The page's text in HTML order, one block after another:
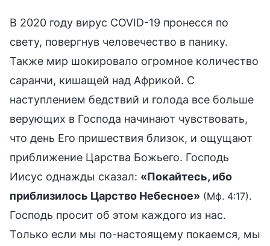
В 2020 году вирус COVID-19 пронесся по
свету, повергнув человечество в панику.
Также мир шокировало огромное количество
саранчи, кишащей над Африкой. С
наступлением бедствий и голода все больше
верующих в Господа начинают чувствовать,
что день Его пришествия близок, и ощущают
приближение Царства Божьего. Господь
Иисус однажды сказал: «Покайтесь, ибо
приблизилось Царство Небесное» (Мф. 4:17).
Господь просит об этом каждого из нас.
Только если мы по-настоящему покаемся, мы